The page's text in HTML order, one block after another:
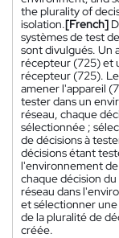
the plurality of
isolation.[French]
systèmes de test
sont divulgués.
récepteur (725) et
récepteur (725).
amener l'appareil
tester dans un
réseau, chaque
sélectionnée ;
de décisions à
décisions étant
l'environnement
chaque décision
réseau dans
et sélectionner
de la pluralité de
créée.